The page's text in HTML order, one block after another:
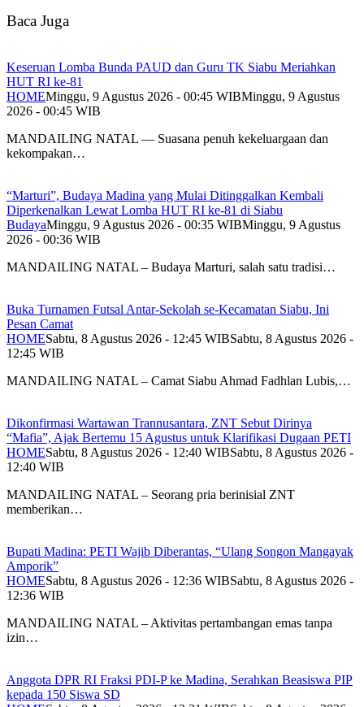
Baca Juga
Keseruan Lomba Bunda PAUD dan Guru TK Siabu Meriahkan
HUT RI ke-81
HOMEMinggu, 9 Agustus 2026 - 00:45 WIBMinggu, 9 Agustus
2026 - 00:45 WIB
MANDAILING NATAL — Suasana penuh kekeluargaan dan
kekompakan…
“Marturi”, Budaya Madina yang Mulai Ditinggalkan Kembali
Diperkenalkan Lewat Lomba HUT RI ke-81 di Siabu
BudayaMinggu, 9 Agustus 2026 - 00:35 WIBMinggu, 9 Agustus
2026 - 00:36 WIB
MANDAILING NATAL – Budaya Marturi, salah satu tradisi…
Buka Turnamen Futsal Antar-Sekolah se-Kecamatan Siabu, Ini
Pesan Camat
HOMESabtu, 8 Agustus 2026 - 12:45 WIBSabtu, 8 Agustus 2026 -
12:45 WIB
MANDAILING NATAL – Camat Siabu Ahmad Fadhlan Lubis,…
Dikonfirmasi Wartawan Trannusantara, ZNT Sebut Dirinya
“Mafia”, Ajak Bertemu 15 Agustus untuk Klarifikasi Dugaan PETI
HOMESabtu, 8 Agustus 2026 - 12:40 WIBSabtu, 8 Agustus 2026 -
12:40 WIB
MANDAILING NATAL – Seorang pria berinisial ZNT
memberikan…
Bupati Madina: PETI Wajib Diberantas, “Ulang Songon Mangayak
Amporik”
HOMESabtu, 8 Agustus 2026 - 12:36 WIBSabtu, 8 Agustus 2026 -
12:36 WIB
MANDAILING NATAL – Aktivitas pertambangan emas tanpa
izin…
Anggota DPR RI Fraksi PDI-P ke Madina, Serahkan Beasiswa PIP
kepada 150 Siswa SD